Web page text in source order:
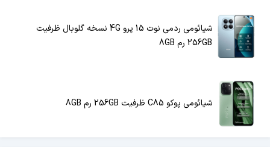
شیائومی ردمی نوت 15 پرو 4G نسخه گلوبال ظرفیت
256GB رم 8GB
شیائومی پوکو C85 ظرفیت 256GB رم 8GB